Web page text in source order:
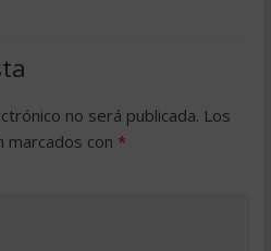
no será publicada. Los
marcados con *